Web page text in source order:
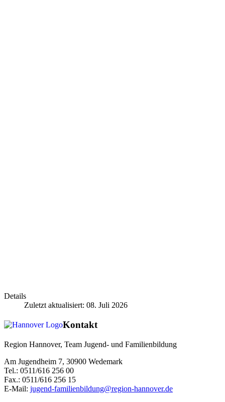
Details
Zuletzt aktualisiert: 08. Juli 2026
Kontakt
Region Hannover, Team Jugend- und Familienbildung
Am Jugendheim 7, 30900 Wedemark
Tel.: 0511/616 256 00
Fax.: 0511/616 256 15
E-Mail: jugend-familienbildung@region-hannover.de